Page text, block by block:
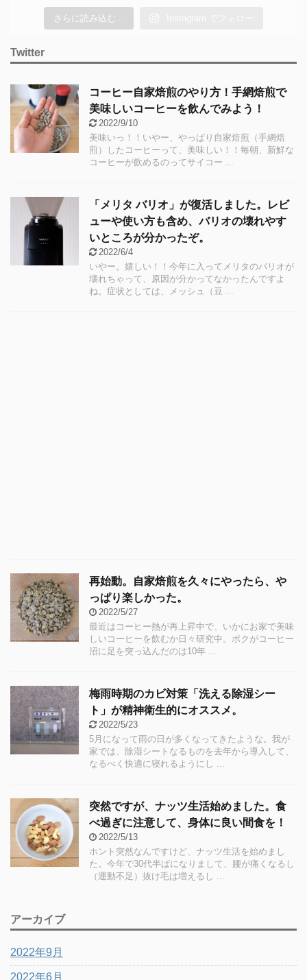
さらに読み込む...
Twitter
コーヒー自家焙煎のやり方！手網焙煎で
美味しいコーヒーを飲んでみよう！
2022/9/10
美味いっ！！いやー、やっぱり自家焙煎（手網焙
煎）したコーヒーって、美味しい！！毎朝、新鮮な
コーヒーが飲めるのってサイコー ...
「メリタ バリオ」が復活しました。レビ
ューや使い方も含め、バリオの壊れやす
いところが分かったぞ。
2022/6/4
いやー。嬉しい！！今年に入ってメリタのバリオが
壊れちゃって、原因が分かってなかったんですよ
ね。症状としては、メッシュ（豆 ...
再始動。自家焙煎を久々にやったら、や
っぱり楽しかった。
2022/5/27
最近はコーヒー熱が再上昇中で、いかにお家で美味
しいコーヒーを飲むか日々研究中。ボクがコーヒー
沼に足を突っ込んだのは10年 ...
梅雨時期のカビ対策「洗える除湿シー
ト」が精神衛生的にオススメ。
2022/5/23
5月になって雨の日が多くなってきたような。我が
家では、除湿シートなるものを去年から導入して、
なるべく快適に寝れるようにし ...
突然ですが、ナッツ生活始めました。食
べ過ぎに注意して、身体に良い間食を！
2022/5/13
ホント突然なんですけど、ナッツ生活を始めまし
た。今年で30代半ばになりまして、腰が痛くなるし
（運動不足）抜け毛は増えるし ...
アーカイブ
2022年9月
2022年6月